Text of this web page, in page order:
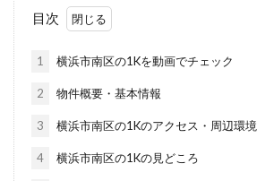
目次
1 横浜市南区の1Kを動画でチェック
2 物件概要・基本情報
3 横浜市南区の1Kのアクセス・周辺環境
4 横浜市南区の1Kの見どころ